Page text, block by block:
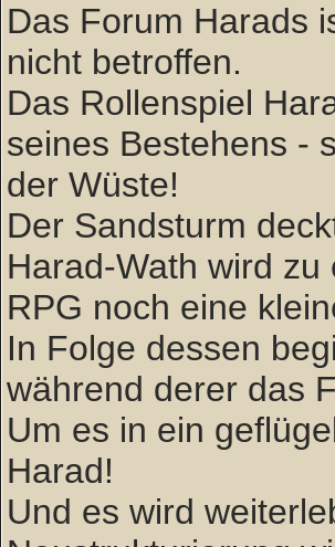
Das Forum Harads
nicht betroffen.
Das Rollenspiel
seines Bestehens -
der Wüste!
Der Sandsturm
Harad-Wath wird
RPG noch eine
In Folge dessen
während derer das
Um es in ein
Harad!
Und es wird